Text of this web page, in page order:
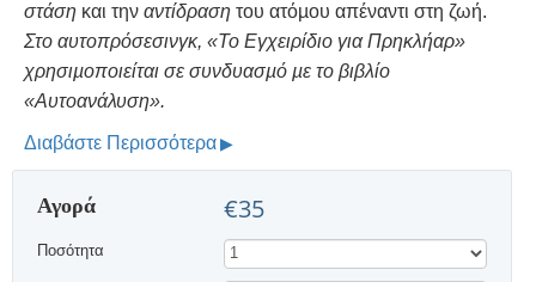
στάση και την αντίδραση του ατόµου απέναντι στη ζωή.
Στο αυτοπρόσεσινγκ, «Το Εγχειρίδιο για Πρηκλήαρ»
χρησιµοποιείται σε συνδυασµό µε το βιβλίο
«Αυτοανάλυση».
Διαβάστε Περισσότερα
Αγορά €35
Ποσότητα